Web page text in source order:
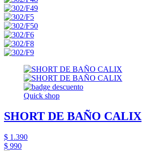
Quick shop
SHORT DE BAÑO CALIX
$ 1.390
$ 990